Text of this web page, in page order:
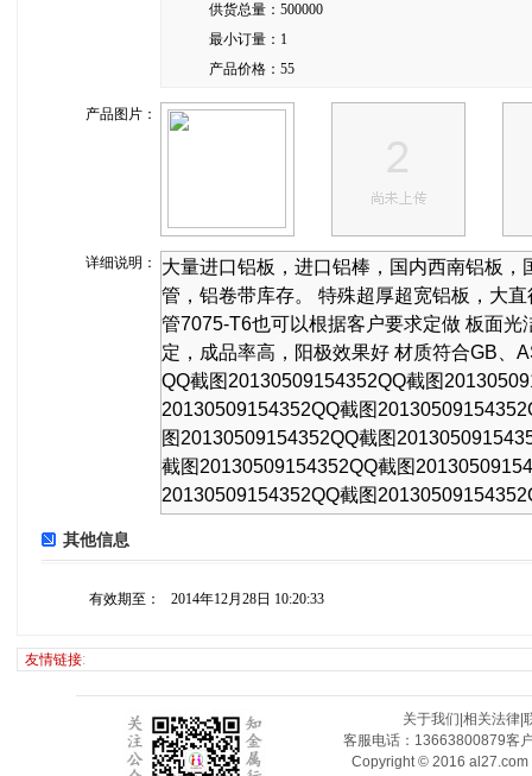
供货总量： 500000
最小订量： 1
产品价格： 55
产品图片：
详细说明：
其他信息
有效期至： 2014年12月28日 10:20:33
友情链接:
关于我们 相关法律|
客服电话：13663800879客
Copyright © 2016